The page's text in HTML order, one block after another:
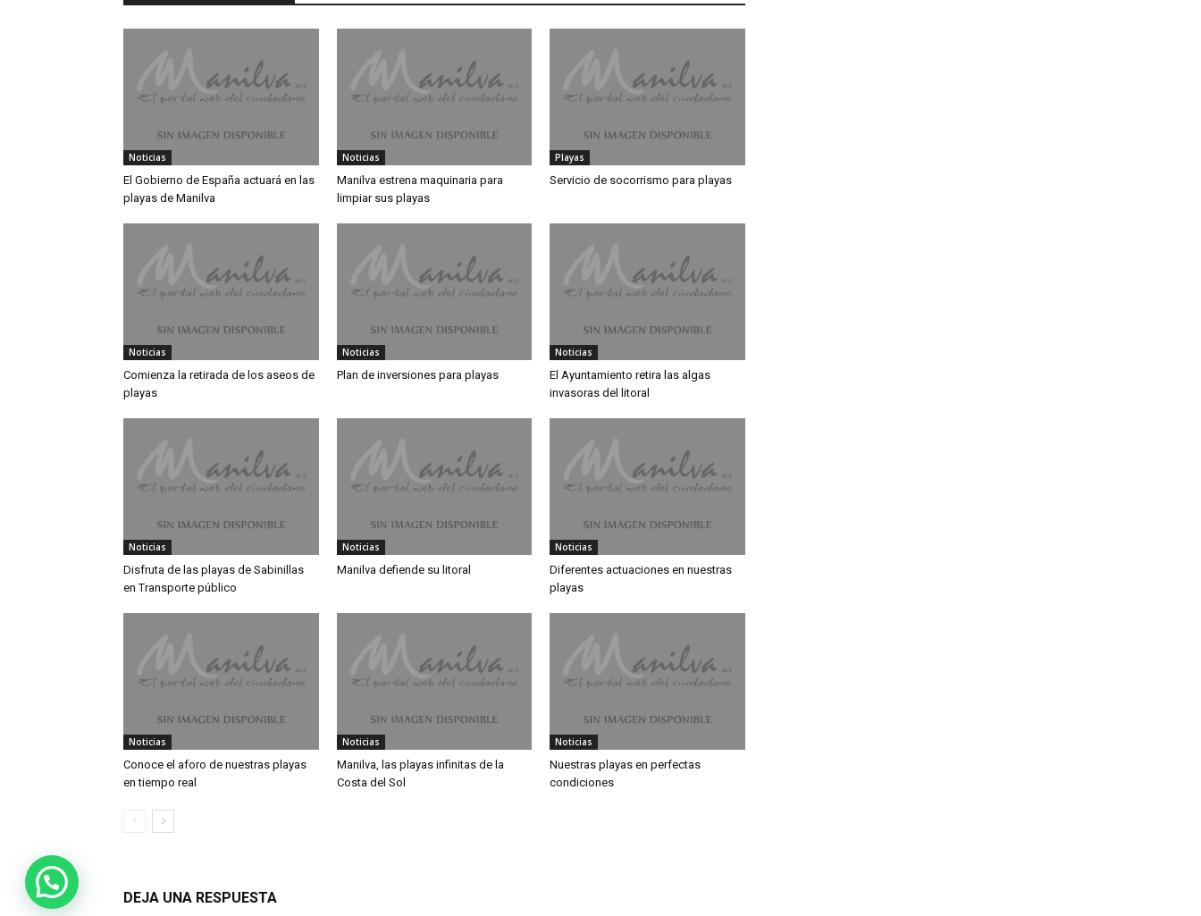
Noticias
El Gobierno de España actuará en las
playas de Manilva
Noticias
Manilva estrena maquinaria para
limpiar sus playas
Playas
Servicio de socorrismo para playas
Noticias
Comienza la retirada de los aseos de
playas
Noticias
Plan de inversiones para playas
Noticias
El Ayuntamiento retira las algas
invasoras del litoral
Noticias
Disfruta de las playas de Sabinillas
en Transporte público
Noticias
Manilva defiende su litoral
Noticias
Diferentes actuaciones en nuestras
playas
Noticias
Conoce el aforo de nuestras playas
en tiempo real
Noticias
Manilva, las playas infinitas de la
Costa del Sol
Noticias
Nuestras playas en perfectas
condiciones
DEJA UNA RESPUESTA